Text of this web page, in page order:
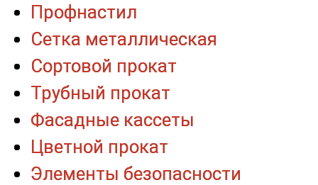
Профнастил
Сетка металлическая
Сортовой прокат
Трубный прокат
Фасадные кассеты
Цветной прокат
Элементы безопасности
Профнастил
Сетка металлическая
Сортовой прокат
Трубный прокат
Фасадные кассеты
Цветной прокат
Элементы безопасности